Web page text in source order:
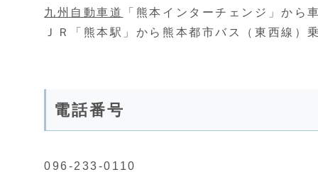
九州自動車道
「熊本インターチェンジ」から
ＪＲ「熊本駅」から熊本都市バス（東西線
電話番号
096-233-0110